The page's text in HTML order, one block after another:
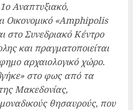
Αναπτυξιακό,
Οικονομικό «Amphipolis
στο Συνεδριακό Κέντρο
και πραγματοποιείται
αρχαιολογικό χώρο.
στο φως από τα
Μακεδονίας,
θησαυρούς, που